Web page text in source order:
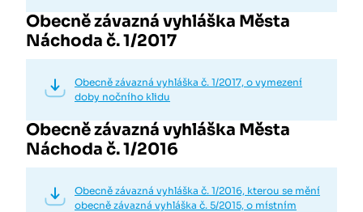
Obecně závazná vyhláška Města
Náchoda č. 1/2017
Obecně závazná vyhláška č. 1/2017, o vymezení
doby nočního klidu
Obecně závazná vyhláška Města
Náchoda č. 1/2016
Obecně závazná vyhláška č. 1/2016, kterou se mění
obecně závazná vyhláška č. 5/2015, o místním